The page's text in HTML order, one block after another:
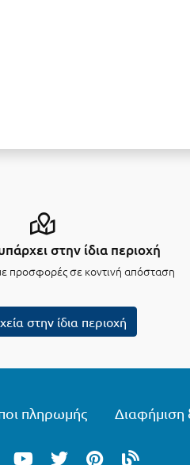
στην ίδια περιοχή
προσφορές σε κοντινή απόσταση
στην ίδια περιοχή
πληρωμής Διαφήμιση